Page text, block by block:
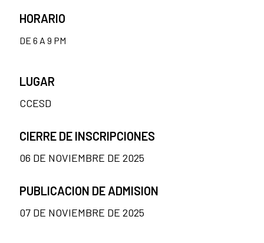
HORARIO
DE 6 A 9 PM
LUGAR
CCESD
CIERRE DE INSCRIPCIONES
06 DE NOVIEMBRE DE 2025
PUBLICACION DE ADMISION
07 DE NOVIEMBRE DE 2025